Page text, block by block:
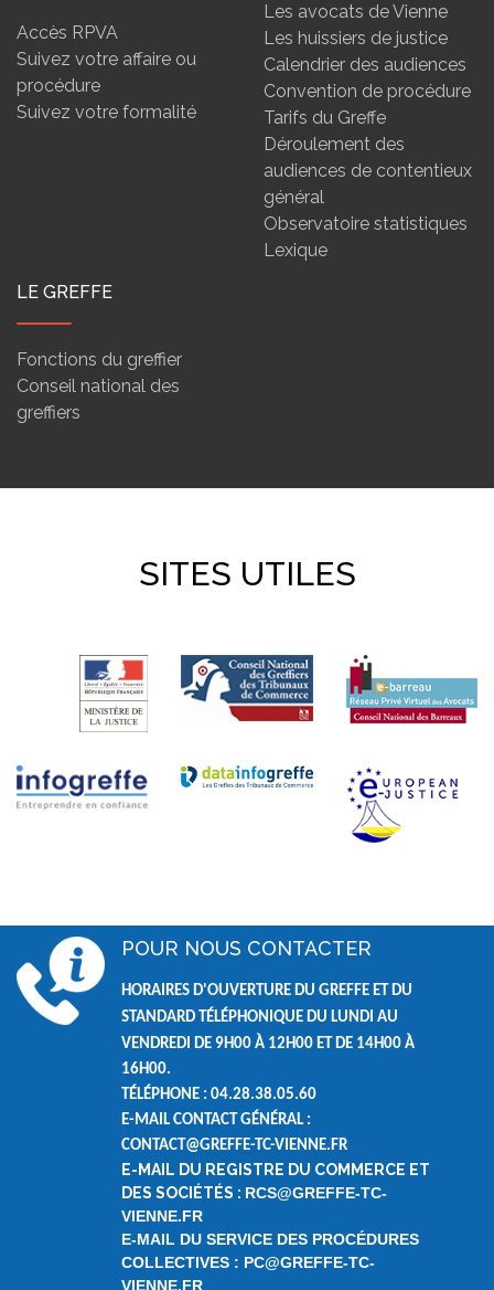
Accès RPVA
Suivez votre affaire ou
procédure
Suivez votre formalité
Les avocats de Vienne
Les huissiers de justice
Calendrier des audiences
Convention de procédure
Tarifs du Greffe
Déroulement des
audiences de contentieux
général
Observatoire statistiques
Lexique
LE GREFFE
Fonctions du greffier
Conseil national des
greffiers
SITES UTILES
POUR NOUS CONTACTER
HORAIRES D'OUVERTURE DU GREFFE ET DU
STANDARD TÉLÉPHONIQUE DU LUNDI AU
VENDREDI DE 9H00 À 12H00 ET DE 14H00 À
16H00.
TÉLÉPHONE : 04.28.38.05.60
E-MAIL CONTACT GÉNÉRAL :
CONTACT@GREFFE-TC-VIENNE.FR
E-MAIL DU REGISTRE DU COMMERCE ET
DES SOCIÉTÉS : RCS@GREFFE-TC-
VIENNE.FR
E-MAIL DU SERVICE DES PROCÉDURES
COLLECTIVES : PC@GREFFE-TC-
VIENNE.FR